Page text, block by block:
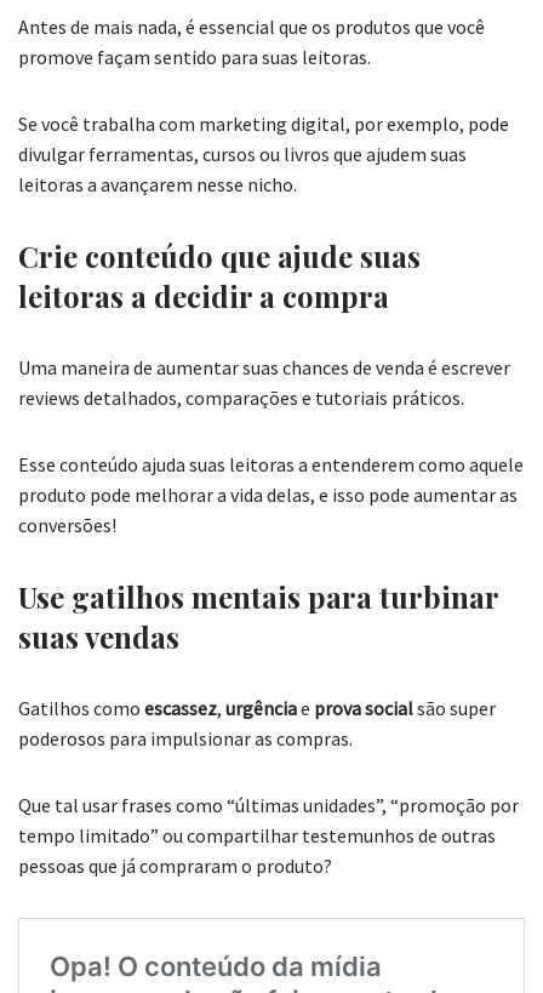
Antes de mais nada, é essencial que os produtos que você
promove façam sentido para suas leitoras.
Se você trabalha com marketing digital, por exemplo, pode
divulgar ferramentas, cursos ou livros que ajudem suas
leitoras a avançarem nesse nicho.
Crie conteúdo que ajude suas
leitoras a decidir a compra
Uma maneira de aumentar suas chances de venda é escrever
reviews detalhados, comparações e tutoriais práticos.
Esse conteúdo ajuda suas leitoras a entenderem como aquele
produto pode melhorar a vida delas, e isso pode aumentar as
conversões!
Use gatilhos mentais para turbinar
suas vendas
Gatilhos como escassez, urgênciae prova socialsão super
poderosos para impulsionar as compras.
Que tal usar frases como “últimas unidades”, “promoção por
tempo limitado” ou compartilhar testemunhos de outras
pessoas que já compraram o produto?